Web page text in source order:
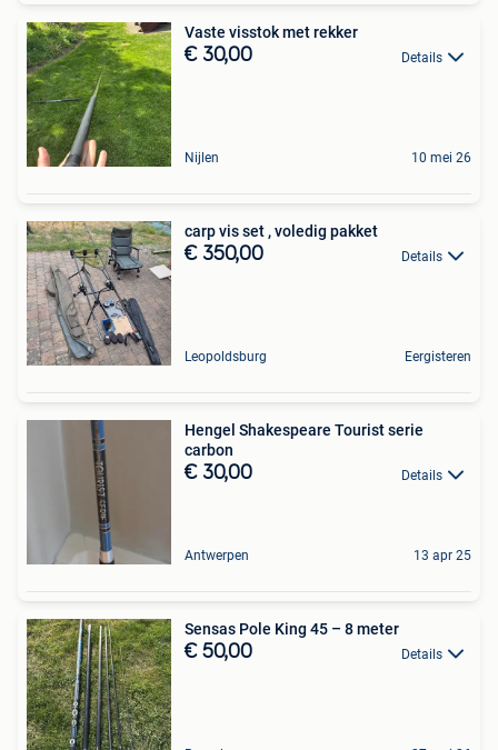
Vaste visstok met rekker
€ 30,00 Details
Nijlen 10 mei 26
carp vis set , voledig pakket
€ 350,00 Details
Leopoldsburg Eergisteren
Hengel Shakespeare Tourist serie
carbon
€ 30,00 Details
Antwerpen 13 apr 25
Sensas Pole King 45 – 8 meter
€ 50,00 Details